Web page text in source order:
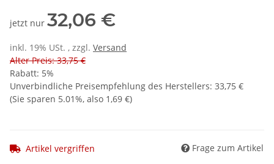
jetzt nur 32,06 €
inkl. 19% USt. , zzgl. Versand
Alter Preis: 33,75 €
Rabatt: 5%
Unverbindliche Preisempfehlung des Herstellers: 33,75 €
(Sie sparen 5.01%, also 1,69 €)
Artikel vergriffen Frage zum Artikel